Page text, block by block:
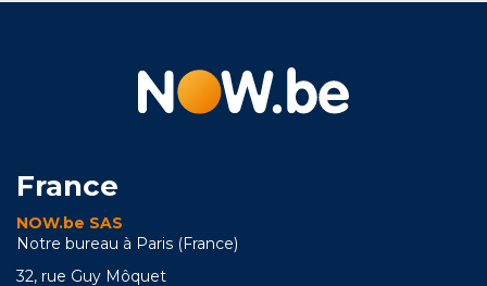
France
NOW.be SAS
Notre bureau à Paris (France)
32, rue Guy Môquet